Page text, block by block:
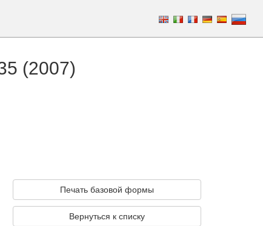
(2007)
Печать базовой формы
Вернуться к списку